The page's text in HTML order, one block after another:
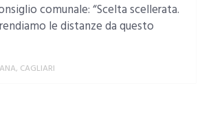
comunale: “Scelta scellerata.
le distanze da questo
, CAGLIARI